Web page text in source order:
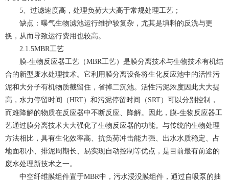
5、过滤速度高，处理负荷大大高于常规处理工艺；
缺点：曝气生物滤池运行维护较复杂，尤其是填料的反洗与更
换，从而导致运行费用也较高。
2.1.5MBR工艺
膜-生物反应器工艺（MBR工艺）是膜分离技术与生物技术有机结
合的新型废水处理技术。它利用膜分离设备将生化反应池中的活性污
泥和大分子有机物质截留住，省掉二沉池。活性污泥浓度因此大大提
高，水力停留时间（HRT）和污泥停留时间（SRT）可以分别控制，
而难降解的物质在反应器中不断反应、降解。因此，膜-生物反应器工
艺通过膜分离技术大大强化了生物反应器的功能。与传统的生物处理
方法相比，具有生化效率高、抗负荷冲击能力强、出水水质稳定、占
地面积小、排泥周期长、易实现自动控制等优点，是目前最有前途的
废水处理新技术之一。
中空纤维膜组件置于MBR中，污水浸没膜组件，通过自吸泵的抽